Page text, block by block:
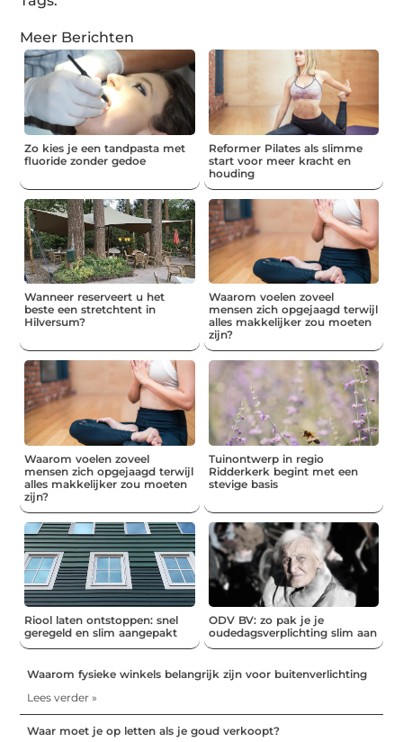
Meer Berichten
Zo kies je een tandpasta met
fluoride zonder gedoe
Reformer Pilates als slimme
start voor meer kracht en
houding
Wanneer reserveert u het
beste een stretchtent in
Hilversum?
Waarom voelen zoveel
mensen zich opgejaagd terwijl
alles makkelijker zou moeten
zijn?
Waarom voelen zoveel
mensen zich opgejaagd terwijl
alles makkelijker zou moeten
zijn?
Tuinontwerp in regio
Ridderkerk begint met een
stevige basis
Riool laten ontstoppen: snel
geregeld en slim aangepakt
ODV BV: zo pak je je
oudedagsverplichting slim aan
Waarom fysieke winkels belangrijk zijn voor buitenverlichting
Lees verder »
Waar moet je op letten als je goud verkoopt?